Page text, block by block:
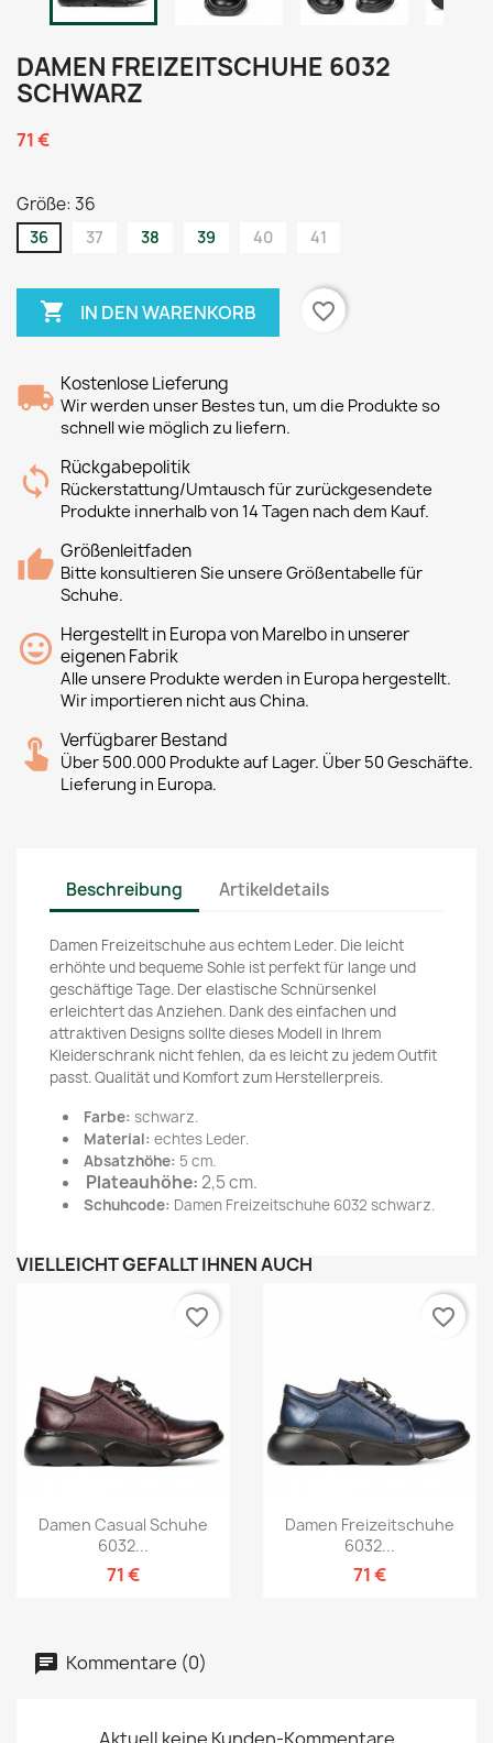
DAMEN FREIZEITSCHUHE 6032
SCHWARZ
71 €
Größe: 36
36 37 38 39 40 41
 IN DEN WARENKORB favorite_border
Kostenlose Lieferung
Wir werden unser Bestes tun, um die Produkte so
schnell wie möglich zu liefern.
Rückgabepolitik
Rückerstattung/Umtausch für zurückgesendete
Produkte innerhalb von 14 Tagen nach dem Kauf.
Größenleitfaden
Bitte konsultieren Sie unsere Größentabelle für
Schuhe.
Hergestellt in Europa von Marelbo in unserer
eigenen Fabrik
Alle unsere Produkte werden in Europa hergestellt.
Wir importieren nicht aus China.
Verfügbarer Bestand
Über 500.000 Produkte auf Lager. Über 50 Geschäfte.
Lieferung in Europa.
Beschreibung Artikeldetails
Damen Freizeitschuhe aus echtem Leder. Die leicht
erhöhte und bequeme Sohle ist perfekt für lange und
geschäftige Tage. Der elastische Schnürsenkel
erleichtert das Anziehen. Dank des einfachen und
attraktiven Designs sollte dieses Modell in Ihrem
Kleiderschrank nicht fehlen, da es leicht zu jedem Outfit
passt. Qualität und Komfort zum Herstellerpreis.
Farbe: schwarz.
Material: echtes Leder.
Absatzhöhe: 5 cm.
Plateauhöhe:2,5 cm.
Schuhcode: Damen Freizeitschuhe 6032 schwarz.
VIELLEICHT GEFÄLLT IHNEN AUCH
Damen Casual Schuhe
6032...
71 €
favorite_border
Damen Freizeitschuhe
6032...
71 €
favorite_border
Kommentare (0)